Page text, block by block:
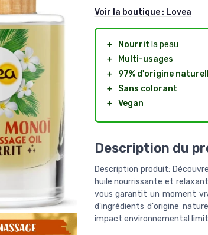
Voir la boutique : Lovea
＋ Nourrit la peau
＋
Multi-usages
＋
97% d'origine
＋
Sans colorant
＋ Vegan
Description du
Description produit:
huile nourrissante et
vous garantit un moment
d'ingrédients d'origine
impact environnemental